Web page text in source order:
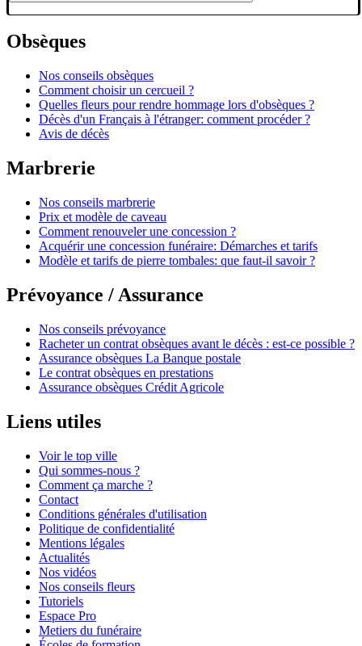
Obsèques
Nos conseils obsèques
Comment choisir un cercueil ?
Quelles fleurs pour rendre hommage lors d'obsèques ?
Décès d'un Français à l'étranger: comment procéder ?
Avis de décès
Marbrerie
Nos conseils marbrerie
Prix et modèle de caveau
Comment renouveler une concession ?
Acquérir une concession funéraire: Démarches et tarifs
Modèle et tarifs de pierre tombales: que faut-il savoir ?
Prévoyance / Assurance
Nos conseils prévoyance
Racheter un contrat obsèques avant le décès : est-ce possible ?
Assurance obsèques La Banque postale
Le contrat obsèques en prestations
Assurance obsèques Crédit Agricole
Liens utiles
Voir le top ville
Qui sommes-nous ?
Comment ça marche ?
Contact
Conditions générales d'utilisation
Politique de confidentialité
Mentions légales
Actualités
Nos vidéos
Nos conseils fleurs
Tutoriels
Espace Pro
Metiers du funéraire